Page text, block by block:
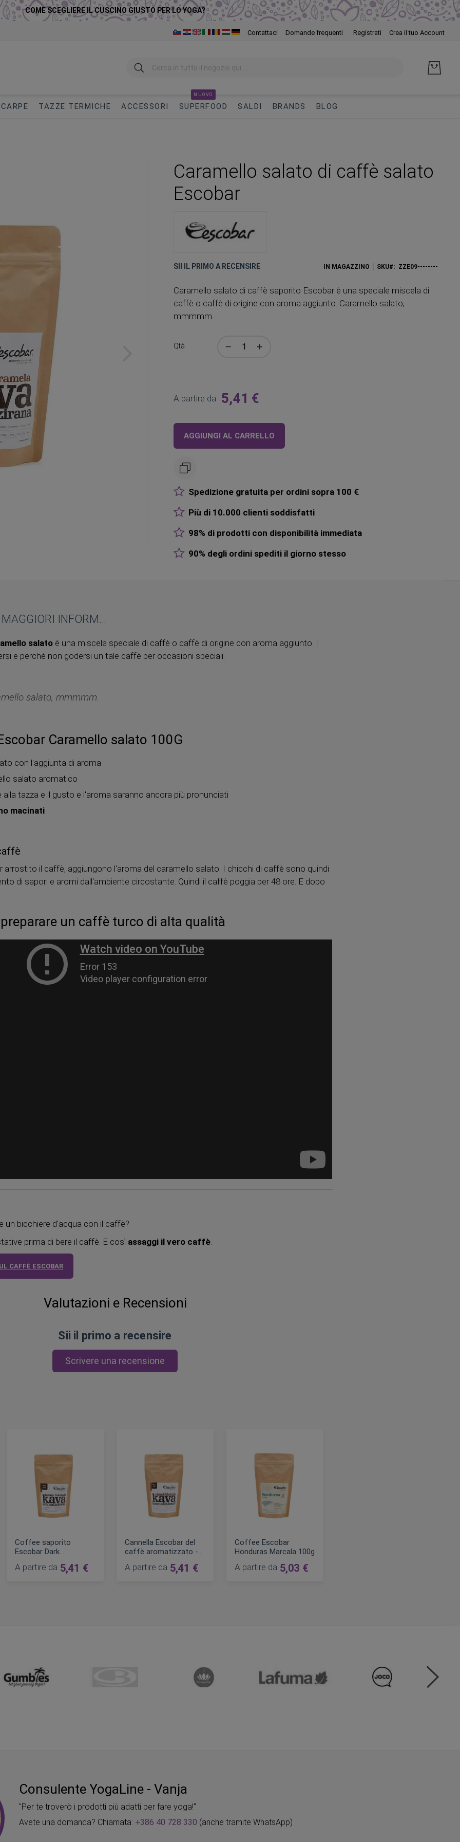
COME SCEGLIERE IL CUSCINO GIUSTO PER LO YOGA?
al
Contattaci Domande frequenti Registrati Crea il tuo Account
Ricerca
TAZZE TERMICHE ACCESSORI SUPERFOOD
NUOVO
SALDI BRANDS BLOG
Caramello salato di caffè salato
Escobar
SII IL PRIMO A RECENSIRE IN MAGAZZINO SKU ZZE09--------
Caramello salato di caffè saporito Escobar è una speciale miscela di
caffè o caffè di origine con aroma aggiunto. Caramello salato,
mmmmm.
Qtà
A partire da 5,41 €
AGGIUNGI AL CARRELLO
Spedizione gratuita per ordini sopra 100 €
Più di 10.000 clienti soddisfatti
98% di prodotti con disponibilità immediata
90% degli ordini spediti il giorno stesso
salato è una miscela speciale di caffè o caffè di origine con aroma aggiunto. I
e perché non godersi un tale caffè per occasioni speciali.
salato, mmmmm.
Caramello salato 100G
con l'aggiunta di aroma
salato aromatico
alla tazza e il gusto e l'aroma saranno ancora più pronunciati
macinati
il caffè, aggiungono l'aroma del caramello salato. I chicchi di caffè sono quindi
di sapori e aromi dall'ambiente circostante. Quindi il caffè poggia per 48 ore. E dopo
un caffè turco di alta qualità
un bicchiere d'acqua con il caffè?
prima di bere il caffè. E così assaggi il vero caffè.
CAFFÈ ESCOBAR
MAGGIORI INFORMAZIONI
Valutazioni e Recensioni
Sii il primo a recensire
Scrivere una recensione
Coffee saporito
Escobar Dark
A partire da 5,41 €
Cannella Escobar del
caffè aromatizzato -
A partire da 5,41 €
Coffee Escobar
Honduras Marcala 100g
A partire da 5,03 €
Consulente YogaLine - Vanja
"Per te troverò i prodotti più adatti per fare yoga!"
Avete una domanda? Chiamata: +386 40 728 330 (anche tramite WhatsApp)